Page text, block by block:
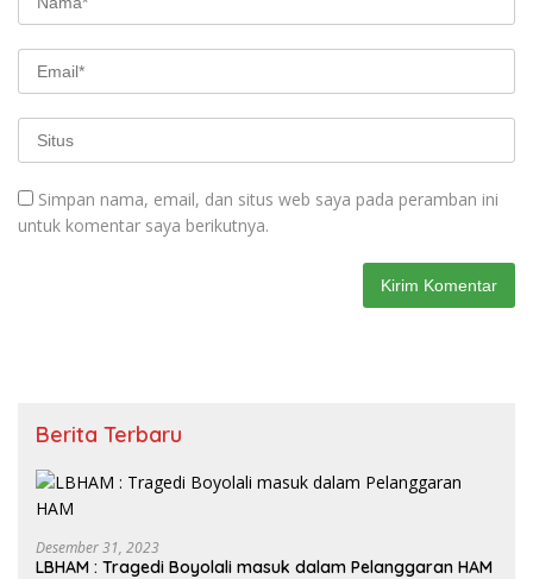
Simpan nama, email, dan situs web saya pada peramban ini
untuk komentar saya berikutnya.
Berita Terbaru
Desember 31, 2023
LBHAM : Tragedi Boyolali masuk dalam Pelanggaran HAM